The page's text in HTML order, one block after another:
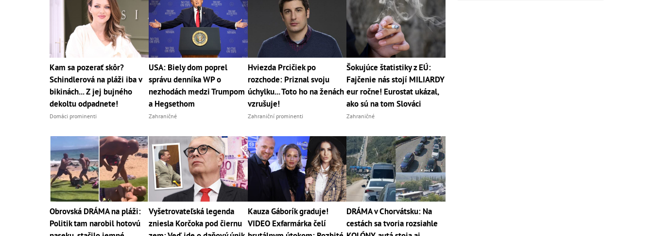
Kam sa pozerať skôr?
Schindlerová na pláži iba v
bikinách... Z jej bujného
dekoltu odpadnete!
Domáci prominenti
USA: Biely dom poprel
správu denníka WP o
nezhodách medzi Trumpom
a Hegsethom
Zahraničné
Hviezda Prcičiek po
rozchode: Priznal svoju
úchylku... Toto ho na ženách
vzrušuje!
Zahraniční prominenti
Šokujúce štatistiky z EÚ:
Fajčenie nás stojí MILIARDY
eur ročne! Eurostat ukázal,
ako sú na tom Slováci
Zahraničné
Obrovská DRÁMA na pláži:
Politik tam narobil hotovú
Vyšetrovateľská legenda
zniesla Korčoka pod čiernu
Kauza Gáborík graduje!
VIDEO Exfarmárka čelí
DRÁMA v Chorvátsku: Na
cestách sa tvoria rozsiahle